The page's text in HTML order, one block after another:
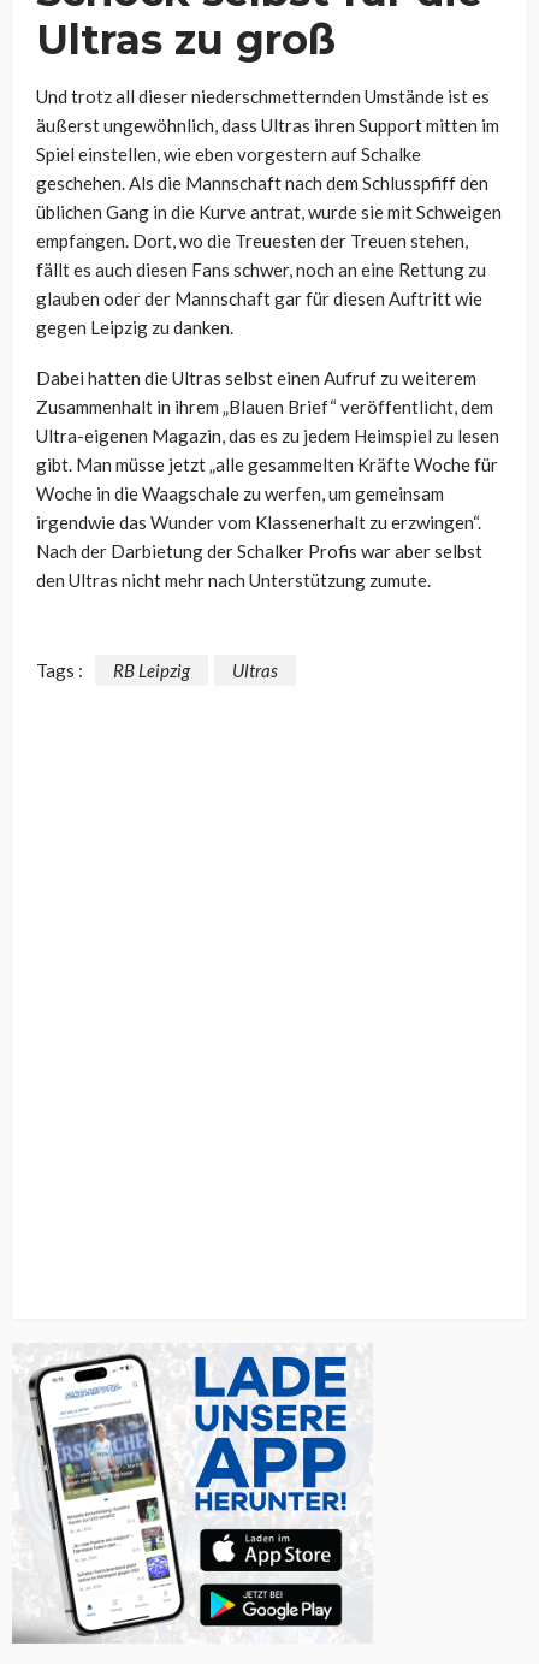
Ultras zu groß
Und trotz all dieser niederschmetternden Umstände ist es
äußerst ungewöhnlich, dass Ultras ihren Support mitten im
Spiel einstellen, wie eben vorgestern auf Schalke
geschehen. Als die Mannschaft nach dem Schlusspfiff den
üblichen Gang in die Kurve antrat, wurde sie mit Schweigen
empfangen. Dort, wo die Treuesten der Treuen stehen,
fällt es auch diesen Fans schwer, noch an eine Rettung zu
glauben oder der Mannschaft gar für diesen Auftritt wie
gegen Leipzig zu danken.
Dabei hatten die Ultras selbst einen Aufruf zu weiterem
Zusammenhalt in ihrem „Blauen Brief“ veröffentlicht, dem
Ultra-eigenen Magazin, das es zu jedem Heimspiel zu lesen
gibt. Man müsse jetzt „alle gesammelten Kräfte Woche für
Woche in die Waagschale zu werfen, um gemeinsam
irgendwie das Wunder vom Klassenerhalt zu erzwingen“.
Nach der Darbietung der Schalker Profis war aber selbst
den Ultras nicht mehr nach Unterstützung zumute.
Tags : RB Leipzig Ultras